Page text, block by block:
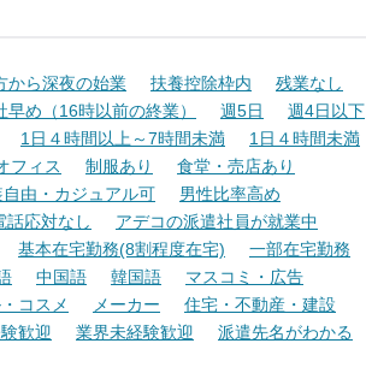
から深夜の始業 扶養控除枠内
残業なし
早め（16時以前の終業） 週5日
週4日以下
1日４時間以上～7時間未満
1日４時間未満
フィス 制服あり
食堂・売店あり
自由・カジュアル可
男性比率高め
話応対なし
アデコの派遣社員が就業中
基本在宅勤務(8割程度在宅)
一部在宅勤務
中国語 韓国語
マスコミ・広告
コスメ メーカー
住宅・不動産・建設
歓迎 業界未経験歓迎
派遣先名がわかる